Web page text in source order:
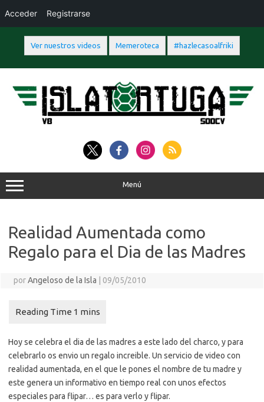
Ver nuestros videos Memeroteca #hazlecasoalfriki
contenido
Menú
Realidad Aumentada como
Regalo para el Dia de las Madres
porAngeloso de la Isla 09/05/2010
Hoy se celebra el dia de las madres a este lado del charco, y para
celebrarlo os envio un regalo increible. Un servicio de video con
realidad aumentada, en el que le pones el nombre de tu madre y
este genera un informativo en tiempo real con unos efectos
especiales para flipar… es para verlo y flipar.
Acceder Registrarse